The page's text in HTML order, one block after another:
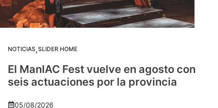
NOTICIAS,SLIDER HOME
El ManIAC Fest vuelve en agosto con
seis actuaciones por la provincia
05/08/2026